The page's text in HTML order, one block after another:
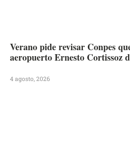
Verano pide revisar Conpes
aeropuerto Ernesto Cortissoz
4 agosto, 2026